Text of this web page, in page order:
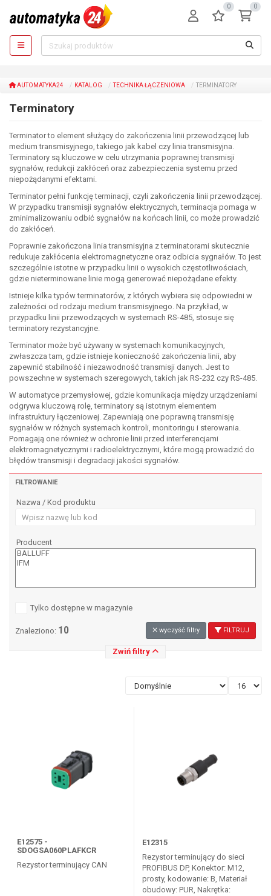
0 0
AUTOMATYKA24 KATALOG TECHNIKA ŁĄCZENIOWA TERMINATORY
Terminatory
Terminator to element służący do zakończenia linii przewodzącej lub
medium transmisyjnego, takiego jak kabel czy linia transmisyjna.
Terminatory są kluczowe w celu utrzymania poprawnej transmisji
sygnałów, redukcji zakłóceń oraz zabezpieczenia systemu przed
niepożądanymi efektami.
Terminator pełni funkcję terminacji, czyli zakończenia linii przewodzącej.
W przypadku transmisji sygnałów elektrycznych, terminacja pomaga w
zminimalizowaniu odbić sygnałów na końcach linii, co może prowadzić
do zakłóceń.
Poprawnie zakończona linia transmisyjna z terminatorami skutecznie
redukuje zakłócenia elektromagnetyczne oraz odbicia sygnałów. To jest
szczególnie istotne w przypadku linii o wysokich częstotliwościach,
gdzie nieterminowane linie mogą generować niepożądane efekty.
Istnieje kilka typów terminatorów, z których wybiera się odpowiedni w
zależności od rodzaju medium transmisyjnego. Na przykład, w
przypadku linii przewodzących w systemach RS-485, stosuje się
terminatory rezystancyjne.
Terminator może być używany w systemach komunikacyjnych,
zwłaszcza tam, gdzie istnieje konieczność zakończenia linii, aby
zapewnić stabilność i niezawodność transmisji danych. Jest to
powszechne w systemach szeregowych, takich jak RS-232 czy RS-485.
W automatyce przemysłowej, gdzie komunikacja między urządzeniami
odgrywa kluczową rolę, terminatory są istotnym elementem
infrastruktury łączeniowej. Zapewniają one poprawną transmisję
sygnałów w różnych systemach kontroli, monitoringu i sterowania.
Pomagają one również w ochronie linii przed interferencjami
elektromagnetycznymi i radioelektrycznymi, które mogą prowadzić do
błędów transmisji i degradacji jakości sygnałów.
FILTROWANIE
Nazwa / Kod produktu
Producent
Tylko dostępne w magazynie
Znaleziono: 10 wyczyść filtry FILTRUJ
Zwiń filtry
E12575 -
SDOGSA060PLAFKCR
Rezystor terminujący CAN
E12315
Rezystor terminujący do sieci
PROFIBUS DP, Konektor: M12,
prosty, kodowanie: B, Materiał
obudowy: PUR, Nakrętka: